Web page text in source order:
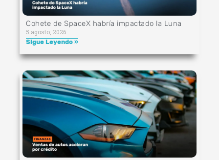
Cohete de SpaceX habría impactado la Luna
5 agosto, 2026
Sigue Leyendo »